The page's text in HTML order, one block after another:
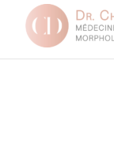
contenu